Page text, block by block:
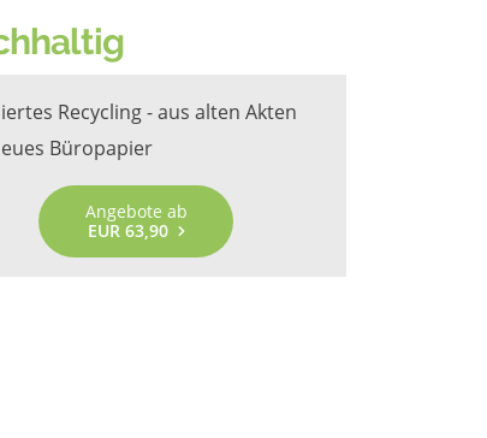
Recycling - aus alten Akten
Büropapier
Angebote ab
EUR 63,90